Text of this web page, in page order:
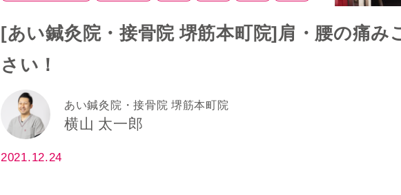
[あい鍼灸院・接骨院 堺筋本町院]肩・腰の痛み
さい！
あい鍼灸院・接骨院 堺筋本町院
横山 太一郎
2021.12.24